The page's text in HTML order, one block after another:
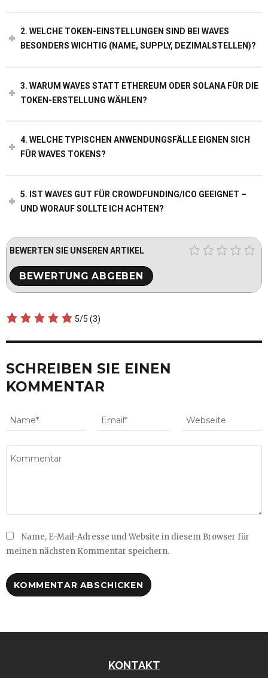
2. WELCHE TOKEN-EINSTELLUNGEN SIND BEI WAVES
BESONDERS WICHTIG (NAME, SUPPLY, DEZIMALSTELLEN)?
3. WARUM WAVES STATT ETHEREUM ODER SOLANA FÜR DIE
TOKEN-ERSTELLUNG WÄHLEN?
4. WELCHE TYPISCHEN ANWENDUNGSFÄLLE EIGNEN SICH
FÜR WAVES TOKENS?
5. IST WAVES GUT FÜR CROWDFUNDING/ICO GEEIGNET –
UND WORAUF SOLLTE ICH ACHTEN?
BEWERTEN SIE UNSEREN ARTIKEL
5/5 (3)
SCHREIBEN SIE EINEN
KOMMENTAR
Name, E-Mail-Adresse und Website in diesem Browser für
meinen nächsten Kommentar speichern.
KONTAKT